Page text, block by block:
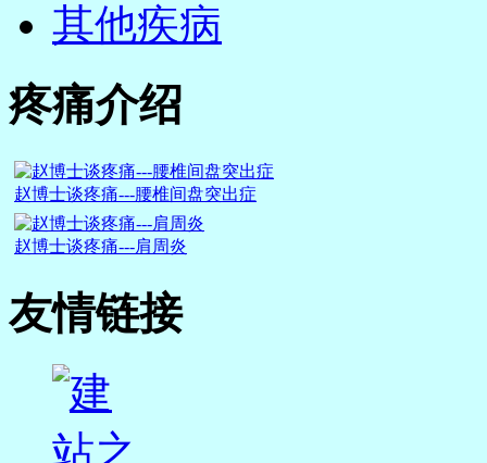
其他疾病
疼痛介绍
赵博士谈疼痛---腰椎间盘突出症
赵博士谈疼痛---肩周炎
友情链接